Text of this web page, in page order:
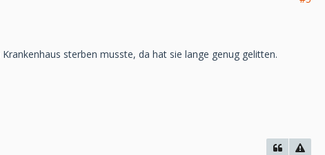
sterben musste, da hat sie lange genug gelitten.